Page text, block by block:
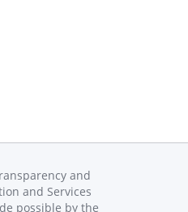
and
and Services
possible by the